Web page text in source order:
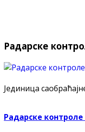
Радарске
Јединица
Радарске контроле